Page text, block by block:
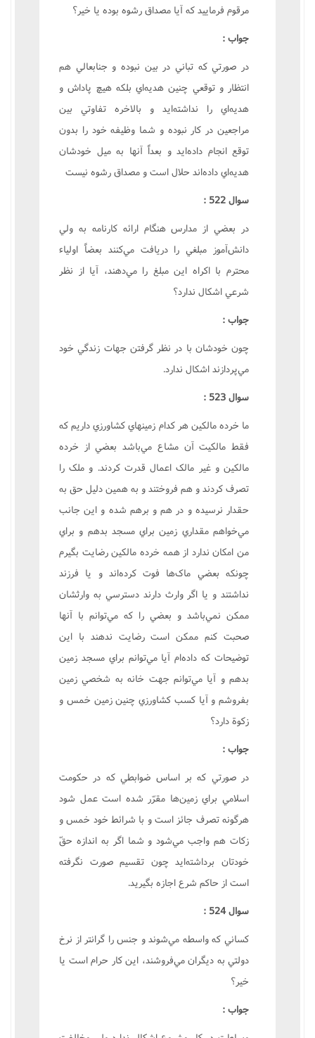
مرقوم فرماييد که آيا مصداق رشوه بوده يا خير؟
جواب :
در صورتي که تباني در بين نبوده و جنابعالي هم
انتظار و توقعي چنين هديه‌اي بلکه هيچ پاداش و
هديه‌اي را نداشته‌ايد و بالاخره تفاوتي بين
مراجعين در کار نبوده و شما وظيفه خود را بدون
توقع انجام داده‌ايد و بعداً آنها به ميل خودشان
هديه‌اي داده‌اند حلال است و مصداق رشوه نيست‌
سوال 522 :
در بعضي از مدارس هنگام ارائه کارنامه به ولي
دانش‌آموز مبلغي را دريافت مي‌کنند بعضاً اولياء
محترم با اکراه اين مبلغ را مي‌دهند، آيا از نظر
شرعي اشکال ندارد؟
جواب :
چون خودشان با در نظر گرفتن جهات زندگي خود
مي‌پردازند اشکال ندارد.
سوال 523 :
ما خرده مالکين هر کدام زمينهاي کشاورزي داريم که
فقط مالکيت آن مشاع مي‌باشد بعضي از خرده
مالکين و غير مالک اعمال قدرت کردند. و ملک را
تصرف کردند و هم فروختند و به همين دليل حق به
حقدار نرسيده و در هم و برهم شده و اين جانب
مي‌خواهم مقداري زمين براي مسجد بدهم و براي
من امکان ندارد از همه خرده مالکين رضايت بگيرم
چونکه بعضي ماک‌ها فوت کرده‌اند و يا فرزند
نداشتند و يا اگر وارث دارند دسترسي به وارثشان
ممکن نمي‌باشد و بعضي را که مي‌توانم با آنها
صحبت کنم ممکن است رضايت ندهند با اين
توضيحات که داده‌ام آيا مي‌توانم براي مسجد زمين
بدهم و آيا مي‌توانم جهت خانه به شخصي زمين
بفروشم و آيا کسب کشاورزي چنين زمين خمس و
زکوة دارد؟
جواب :
در صورتي که بر اساس ضوابطي که در حکومت
اسلامي براي زمين‌ها مقرّر شده است عمل شود
هرگونه تصرف جائز است و با شرائط خود خمس و
زکات هم واجب مي‌شود و شما اگر به اندازه حقّ
خودتان برداشته‌ايد چون تقسيم صورت نگرفته
است از حاکم شرع اجازه بگيريد.
سوال 524 :
کساني که واسطه مي‌شوند و جنس را گرانتر از نرخ
دولتي به ديگران مي‌فروشند، اين کار حرام است يا
خير؟
جواب :